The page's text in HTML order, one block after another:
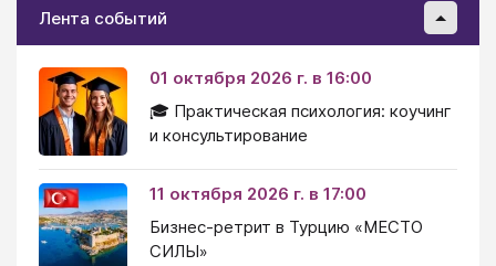
Лента событий
01 октября 2026 г. в 16:00
🎓 Практическая психология: коучинг
и консультирование
11 октября 2026 г. в 17:00
Бизнес-ретрит в Турцию «МЕСТО
СИЛЫ»